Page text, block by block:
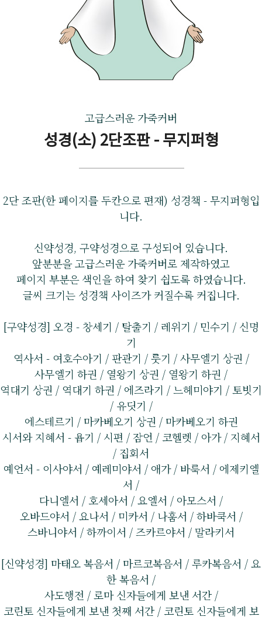
고급스러운 가죽커버
성경(소) 2단조판 - 무지퍼형
2단 조판(한 페이지를 두칸으로 편재) 성경책 - 무지퍼형입
니다.
신약성경, 구약성경으로 구성되어 있습니다.
앞분분을 고급스러운 가죽커버로 제작하였고
페이지 부분은 색인을 하여 찾기 쉽도록 하였습니다.
글씨 크기는 성경책 사이즈가 커질수록 커집니다.
[구약성경] 오경 - 창세기 / 탈출기 / 레위기 / 민수기 / 신명
기
역사서 - 여호수아기 / 판관기 / 룻기 / 사무엘기 상권 /
사무엘기 하권 / 열왕기 상권 / 열왕기 하권 /
역대기 상권 / 역대기 하권 / 에즈라기 / 느헤미야기 / 토빗기
/ 유딧기 /
에스테르기 / 마카베오기 상권 / 마카베오기 하권
시서와 지혜서 - 욥기 / 시편 / 잠언 / 코헬렛 / 아가 / 지혜서
/ 집회서
예언서 - 이사야서 / 예레미야서 / 애가 / 바룩서 / 에제키엘
서 /
다니엘서 / 호세아서 / 요엘서 / 아모스서 /
오바드야서 / 요나서 / 미카서 / 나훔서 / 하바쿡서 /
스바니야서 / 하까이서 / 즈카르야서 / 말라키서
[신약성경] 마태오 복음서 / 마르코복음서 / 루카복음서 / 요
한 복음서 /
사도행전 / 로마 신자들에게 보낸 서간 /
코린토 신자들에게 보낸 첫째 서간 / 코린토 신자들에게 보